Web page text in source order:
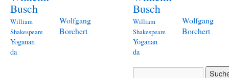
Busch
William
Shakespeare
Wolfgang
Borchert
Yoganan
da
Busch
William
Shakespeare
Wolfgang
Borchert
Yoganan
da